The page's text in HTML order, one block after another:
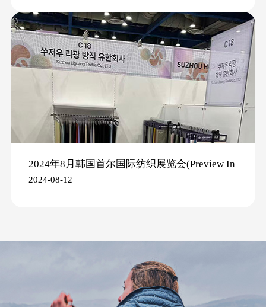
2024年8月韩国首尔国际纺织展览会(Preview In
SEOUL 2024)
2024-08-12